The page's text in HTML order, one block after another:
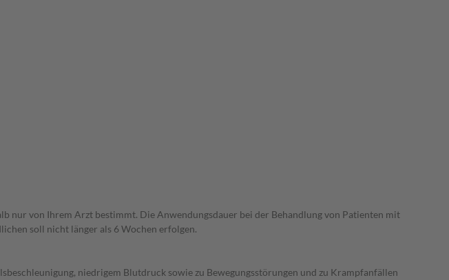
nur von Ihrem Arzt bestimmt. Die Anwendungsdauer bei der Behandlung von Patienten mit
soll nicht länger als 6 Wochen erfolgen.
niedrigem Blutdruck sowie zu Bewegungsstörungen und zu Krampfanfällen